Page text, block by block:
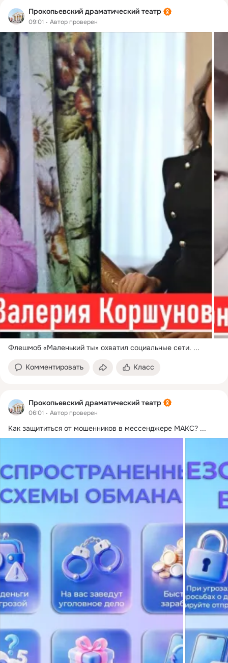
Прокопьевский драматический театр
09:01 Автор проверен
Флешмоб «Маленький ты» охватил социальные сети. ...
Комментировать Класс
Прокопьевский драматический театр
06:01 Автор проверен
Как защититься от мошенников в мессенджере МАКС? ...